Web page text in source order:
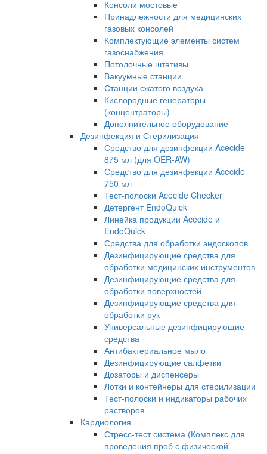
Консоли мостовые
Принадлежности для медицинских
газовых консолей
Комплектующие элементы систем
газоснабжения
Потолочные штативы
Вакуумные станции
Станции сжатого воздуха
Кислородные генераторы
(концентраторы)
Дополнительное оборудование
Дезинфекция и Стерилизация
Средство для дезинфекции Acecide
875 мл (для OER-AW)
Средство для дезинфекции Acecide
750 мл
Тест-полоски Acecide Checker
Детергент EndoQuick
Линейка продукции Acecide и
EndoQuick
Средства для обработки эндоскопов
Дезинфицирующие средства для
обработки медицинских инструментов
Дезинфицирующие средства для
обработки поверхностей
Дезинфицирующие средства для
обработки рук
Универсальные дезинфицирующие
средства
Антибактериальное мыло
Дезинфицирующие салфетки
Дозаторы и диспенсеры
Лотки и контейнеры для стерилизации
Тест-полоски и индикаторы рабочих
растворов
Кардиология
Стресс-тест система (Комплекс для
проведения проб с физической